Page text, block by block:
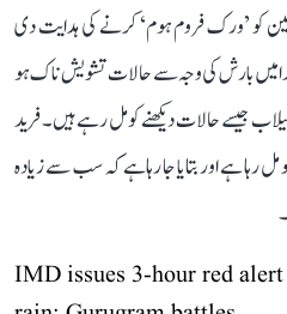
کو ’ورک فروم ہوم‘ کرنے کی ہدایت دی
میں بارش کی وجہ سے حالات تشویش ناک ہو
جیسے حالات دیکھنے کو مل رہے ہیں۔ فرید
رہا ہے اور بتایا جا رہا ہے کہ سب سے زیادہ
IMD issues 3-hour red